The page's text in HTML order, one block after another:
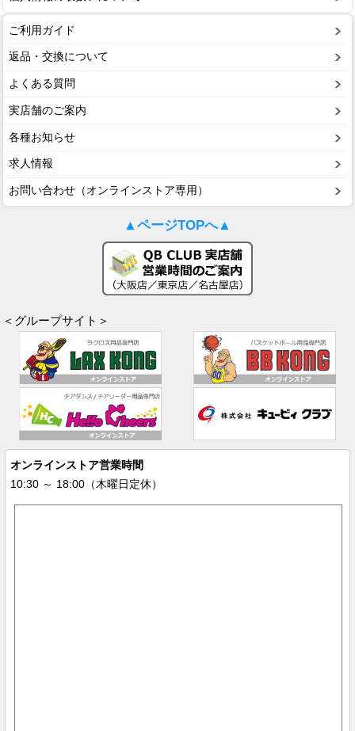
ご利用ガイド
返品・交換について
よくある質問
実店舗のご案内
各種お知らせ
求人情報
お問い合わせ（オンラインストア専用）
▲ページTOPへ▲
＜グループサイト＞
オンラインストア営業時間
10:30 ～ 18:00（木曜日定休）